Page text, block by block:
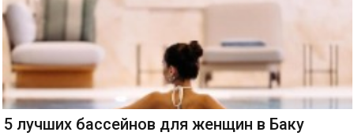
5 лучших бассейнов для женщин в Баку